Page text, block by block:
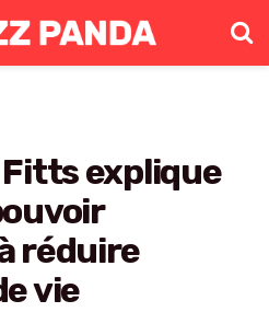
explique
réduire
vie